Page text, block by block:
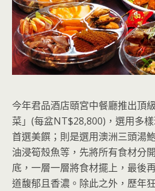
今年君品酒店頤宮中餐廳推出頂
菜」(每盆NT$28,800)，選用多
首選美饌；則是選用澳洲三頭湯
油浸筍殼魚等，先將所有食材分
底，一層一層將食材擺上，最後
道馥郁且香濃。除此之外，歷年